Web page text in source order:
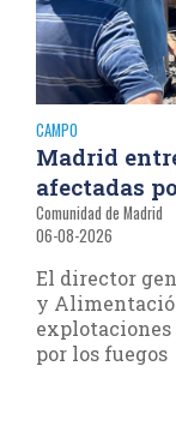
CAMPO
Madrid
afectadas
Comunidad de Madrid
06-08-2026
El director
y
explotaciones
por los fuegos